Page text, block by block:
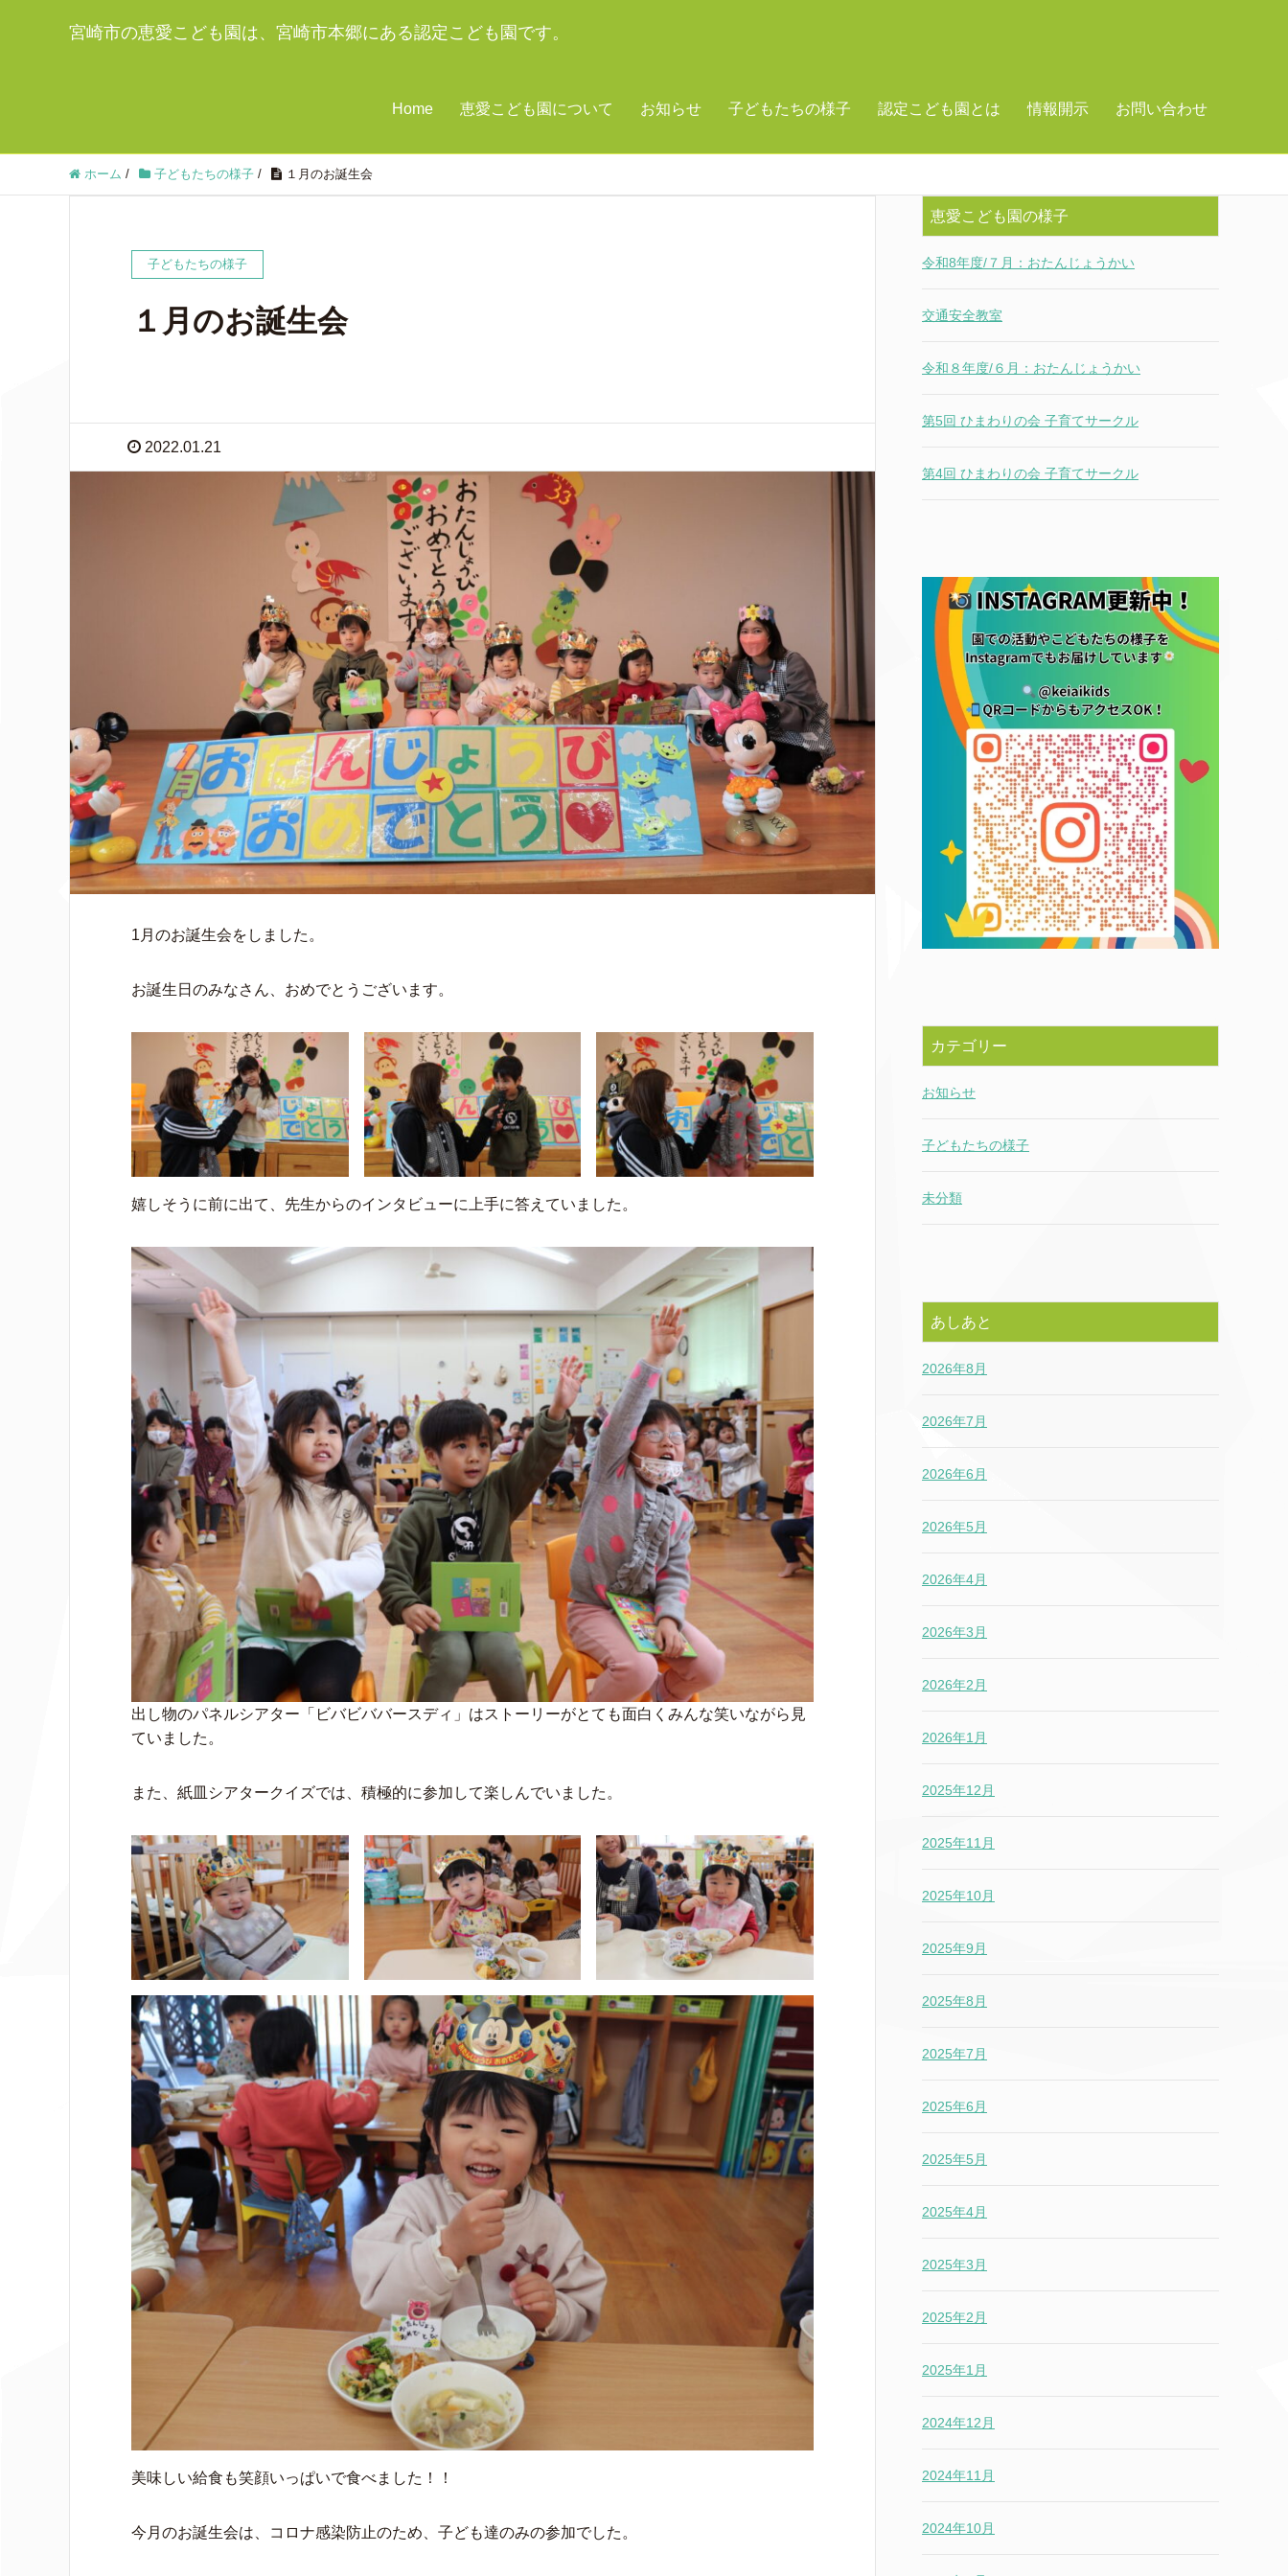
宮崎市の恵愛こども園は、宮崎市本郷にある認定こども園です。
Home 恵愛こども園について お知らせ 子どもたちの様子 認定こども園とは 情報開示 お問い合わせ
ホーム / 子どもたちの様子 / １月のお誕生会
子どもたちの様子
１月のお誕生会
2022.01.21
1月のお誕生会をしました。
お誕生日のみなさん、おめでとうございます。
嬉しそうに前に出て、先生からのインタビューに上手に答えていました。
出し物のパネルシアター「ビバビババースディ」はストーリーがとても面白くみんな笑いながら見
ていました。
また、紙皿シアタークイズでは、積極的に参加して楽しんでいました。
美味しい給食も笑顔いっぱいで食べました！！
今月のお誕生会は、コロナ感染防止のため、子ども達のみの参加でした。
恵愛こども園の様子
令和8年度/７月：おたんじょうかい
交通安全教室
令和８年度/６月：おたんじょうかい
第5回 ひまわりの会 子育てサークル
第4回 ひまわりの会 子育てサークル
カテゴリー
お知らせ
子どもたちの様子
未分類
あしあと
2026年8月
2026年7月
2026年6月
2026年5月
2026年4月
2026年3月
2026年2月
2026年1月
2025年12月
2025年11月
2025年10月
2025年9月
2025年8月
2025年7月
2025年6月
2025年5月
2025年4月
2025年3月
2025年2月
2025年1月
2024年12月
2024年11月
2024年10月